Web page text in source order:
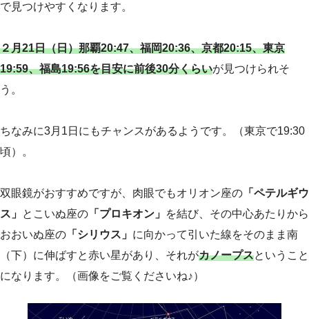
で見つけやすくなります。
２月21日（日）那覇20:47、福岡20:36、京都20:15、東京
19:59、福島19:56を目安に前後30分くらいが見つけられそ
う。
ちなみに3月1日にもチャンスがあるようです。（東京で19:30
頃）。
双眼鏡がおすすめですが、肉眼でもオリオン座の 「ペテルギウ
ス」 とこいぬ座の 「プロキオン」 を結び、その中心あたりから
おおいぬ座の 「シリウス」 に向かって引いた線をそのまま南
（下）に伸ばすと赤い星があり、それがカノープスということ
になります。（画像をご覧くださいね♪）